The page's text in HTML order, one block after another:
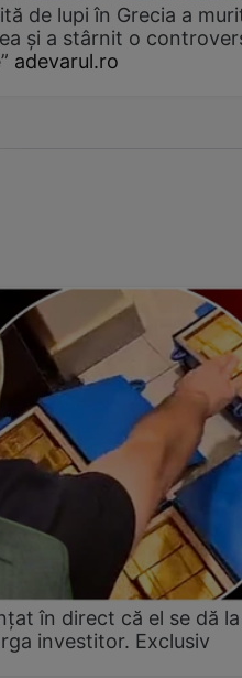
de lupi în Grecia a
și a stârnit o
adevarul.ro
în direct că el se dă
investitor. Exclusiv